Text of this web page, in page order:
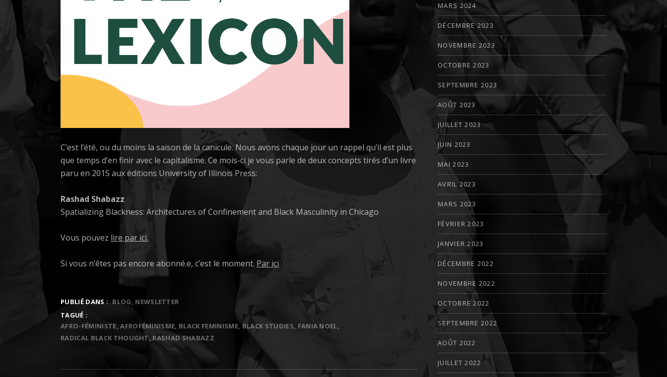
C’est l’été, ou du moins la saison de la canicule. Nous avons chaque jour un rappel qu’il est plus
que temps d’en finir avec le capitalisme. Ce mois-ci je vous parle de deux concepts tirés d’un livre
paru en 2015 aux éditions University of Illinois Press:
Rashad Shabazz
Spatializing Blackness: Architectures of Confinement and Black Masculinity in Chicago
Vous pouvez lire par ici.
Si vous n’êtes pas encore abonné.e, c’est le moment. Par ici
PUBLIÉ DANS : BLOG NEWSLETTER
TAGUÉ :
AFRO-FÉMINISTE AFROFÉMINISME BLACK FEMINISME BLACK STUDIES FANIA NOEL
RADICAL BLACK THOUGHT RASHAD SHABAZZ
MARS 2024
DÉCEMBRE 2023
NOVEMBRE 2023
OCTOBRE 2023
SEPTEMBRE 2023
AOÛT 2023
JUILLET 2023
JUIN 2023
MAI 2023
AVRIL 2023
MARS 2023
FÉVRIER 2023
JANVIER 2023
DÉCEMBRE 2022
NOVEMBRE 2022
OCTOBRE 2022
SEPTEMBRE 2022
AOÛT 2022
JUILLET 2022